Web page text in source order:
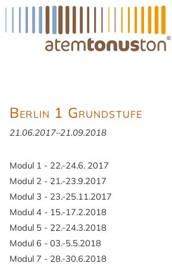
Berlin 1 Grundstufe
21.06.2017–21.09.2018
Modul 1 - 22.-24.6. 2017
Modul 2 - 21.-23.9.2017
Modul 3 - 23.-25.11.2017
Modul 4 - 15.-17.2.2018
Modul 5 - 22.-24.3.2018
Modul 6 - 03.-5.5.2018
Modul 7 - 28.-30.6.2018